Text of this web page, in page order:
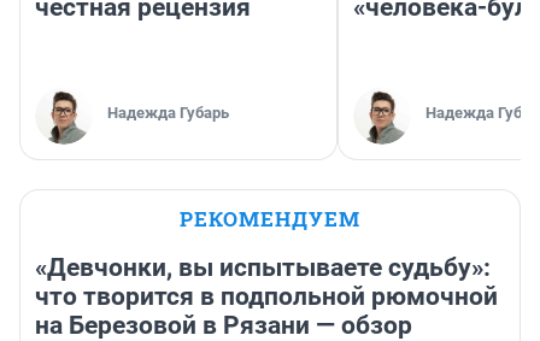
честная рецензия
Надежда Губарь
«человека-
Надежда
РЕКОМЕНДУЕМ
«Девчонки, вы испытываете судьбу»:
что творится в подпольной рюмочной
на Березовой в Рязани — обзор